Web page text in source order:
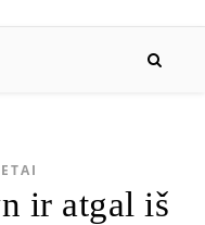
ir atgal iš